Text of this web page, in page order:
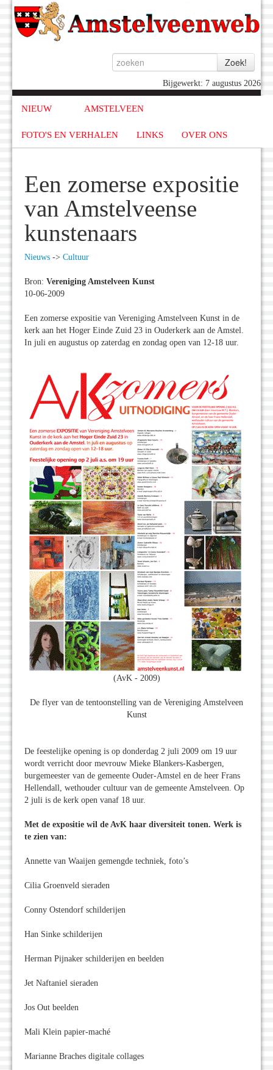
Bijgewerkt: 7 augustus 2026
NIEUW AMSTELVEEN
FOTO'S EN VERHALEN LINKS OVER ONS
Een zomerse expositie
van Amstelveense
kunstenaars
Nieuws -> Cultuur
Bron: Vereniging Amstelveen Kunst
10-06-2009
Een zomerse expositie van Vereniging Amstelveen Kunst in de
kerk aan het Hoger Einde Zuid 23 in Ouderkerk aan de Amstel.
In juli en augustus op zaterdag en zondag open van 12-18 uur.
(AvK - 2009)
De flyer van de tentoonstelling van de Vereniging Amstelveen
Kunst
De feestelijke opening is op donderdag 2 juli 2009 om 19 uur
wordt verricht door mevrouw Mieke Blankers-Kasbergen,
burgemeester van de gemeente Ouder-Amstel en de heer Frans
Hellendall, wethouder cultuur van de gemeente Amstelveen. Op
2 juli is de kerk open vanaf 18 uur.
Met de expositie wil de AvK haar diversiteit tonen. Werk is
te zien van:
Annette van Waaijen gemengde techniek, foto’s
Cilia Groenveld sieraden
Conny Ostendorf schilderijen
Han Sinke schilderijen
Herman Pijnaker schilderijen en beelden
Jet Naftaniel sieraden
Jos Out beelden
Mali Klein papier-maché
Marianne Braches digitale collages